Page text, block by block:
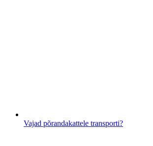
Vajad põrandakattele transporti?